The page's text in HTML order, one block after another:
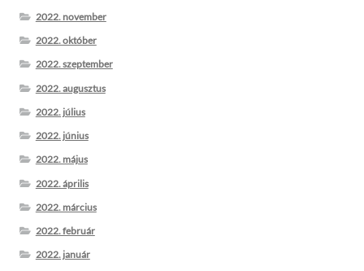
2022. november
2022. október
2022. szeptember
2022. augusztus
2022. július
2022. június
2022. május
2022. április
2022. március
2022. február
2022. január